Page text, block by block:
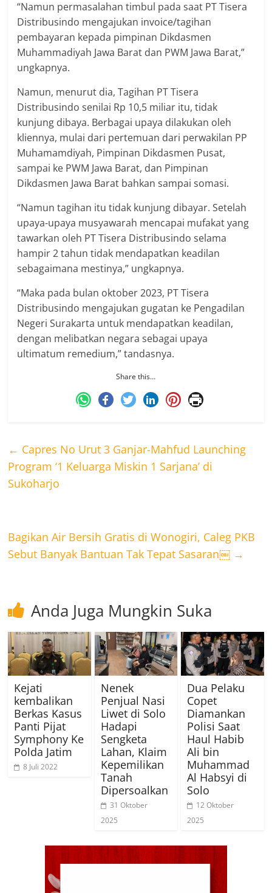
“Namun permasalahan timbul pada saat PT Tisera
Distribusindo mengajukan invoice/tagihan
pembayaran kepada pimpinan Dikdasmen
Muhammadiyah Jawa Barat dan PWM Jawa Barat,”
ungkapnya.
Namun, menurut dia, Tagihan PT Tisera
Distribusindo senilai Rp 10,5 miliar itu, tidak
kunjung dibaya. Berbagai upaya dilakukan oleh
kliennya, mulai dari pertemuan dari perwakilan PP
Muhamamdiyah, Pimpinan Dikdasmen Pusat,
sampai ke PWM Jawa Barat, dan Pimpinan
Dikdasmen Jawa Barat bahkan sampai somasi.
“Namun tagihan itu tidak kunjung dibayar. Setelah
upaya-upaya musyawarah mencapai mufakat yang
tawarkan oleh PT Tisera Distribusindo selama
hampir 2 tahun tidak mendapatkan keadilan
sebagaimana mestinya,” ungkapnya.
“Maka pada bulan oktober 2023, PT Tisera
Distribusindo mengajukan gugatan ke Pengadilan
Negeri Surakarta untuk mendapatkan keadilan,
dengan melibatkan negara sebagai upaya
ultimatum remedium,” tandasnya.
Share this…
← Capres No Urut 3 Ganjar-Mahfud Launching
Program ‘1 Keluarga Miskin 1 Sarjana’ di
Sukoharjo
Bagikan Air Bersih Gratis di Wonogiri, Caleg PKB
Sebut Banyak Bantuan Tak Tepat Sasaran￼ →
Anda Juga Mungkin Suka
Kejati
kembalikan
Berkas Kasus
Panti Pijat
Symphony Ke
Polda Jatim
8 Juli 2022
Nenek
Penjual Nasi
Liwet di Solo
Hadapi
Sengketa
Lahan, Klaim
Kepemilikan
Tanah
Dipersoalkan
31 Oktober
2025
Dua Pelaku
Copet
Diamankan
Polisi Saat
Haul Habib
Ali bin
Muhammad
Al Habsyi di
Solo
12 Oktober
2025